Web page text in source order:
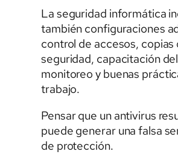
La seguridad informática
también configuraciones
control de accesos, copias
seguridad, capacitación
monitoreo y buenas
trabajo.
Pensar que un antivirus
puede generar una falsa
de protección.